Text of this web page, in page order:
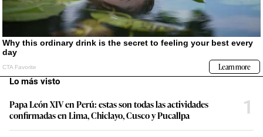
Lo más visto
Papa León XIV en Perú: estas son todas las actividades
confirmadas en Lima, Chiclayo, Cusco y Pucallpa
1